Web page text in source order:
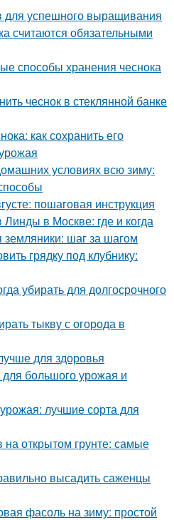
для успешного выращивания
считаются обязательными
способы хранения чеснока
чеснок в стеклянной банке
как сохранить его
условиях всю зиму:
пошаговая инструкция
в Москве: где и когда
земляники: шаг за шагом
грядку под клубнику:
убирать для долгосрочного
тыкву с огорода в
для здоровья
большого урожая и
лучшие сорта для
открытом грунте: самые
высадить саженцы
фасоль на зиму: простой